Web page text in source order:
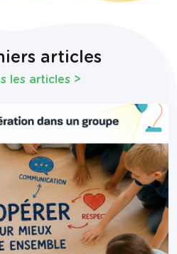
articles
les articles >